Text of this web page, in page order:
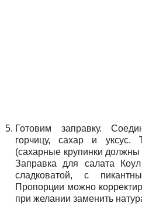
Готовим заправку.
горчицу, сахар и уксус.
(сахарные крупинки должны
Заправка для салата
сладковатой, с
Пропорции можно
при желании заменить